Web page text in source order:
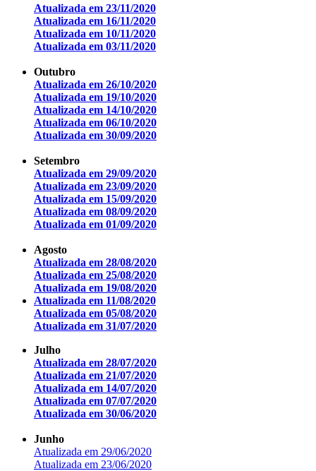
Atualizada em 23/11/2020
Atualizada em 16/11/2020
Atualizada em 10/11/2020
Atualizada em 03/11/2020
Outubro
Atualizada em 26/10/2020
Atualizada em 19/10/2020
Atualizada em 14/10/2020
Atualizada em 06/10/2020
Atualizada em 30/09/2020
Setembro
Atualizada em 29/09/2020
Atualizada em 23/09/2020
Atualizada em 15/09/2020
Atualizada em 08/09/2020
Atualizada em 01/09/2020
Agosto
Atualizada em 28/08/2020
Atualizada em 25/08/2020
Atualizada em 19/08/2020
Atualizada em 11/08/2020
Atualizada em 05/08/2020
Atualizada em 31/07/2020
Julho
Atualizada em 28/07/2020
Atualizada em 21/07/2020
Atualizada em 14/07/2020
Atualizada em 07/07/2020
Atualizada em 30/06/2020
Junho
Atualizada em 29/06/2020
Atualizada em 23/06/2020